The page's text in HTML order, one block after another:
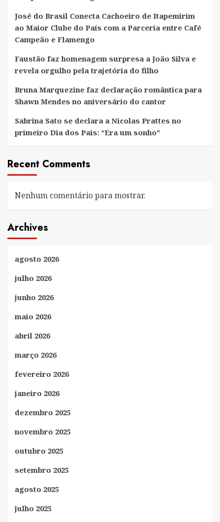
José do Brasil Conecta Cachoeiro de Itapemirim
ao Maior Clube do País com a Parceria entre Café
Campeão e Flamengo
Faustão faz homenagem surpresa a João Silva e
revela orgulho pela trajetória do filho
Bruna Marquezine faz declaração romântica para
Shawn Mendes no aniversário do cantor
Sabrina Sato se declara a Nicolas Prattes no
primeiro Dia dos Pais: “Era um sonho”
Recent Comments
Nenhum comentário para mostrar.
Archives
agosto 2026
julho 2026
junho 2026
maio 2026
abril 2026
março 2026
fevereiro 2026
janeiro 2026
dezembro 2025
novembro 2025
outubro 2025
setembro 2025
agosto 2025
julho 2025